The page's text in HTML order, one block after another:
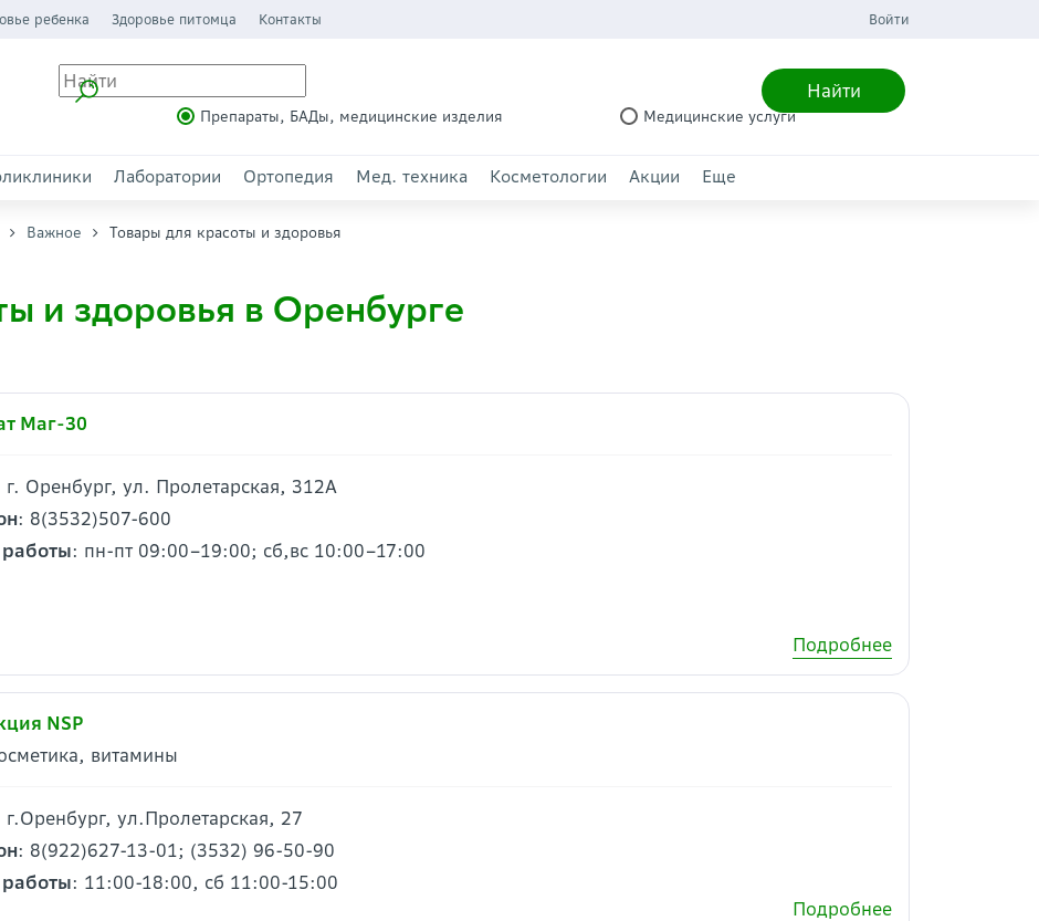
ребенка Здоровье питомца Контакты Войти
Найти
Препараты, БАДы, медицинские изделия Медицинские услуги
Лаборатории Ортопедия Мед. техника Косметологии Акции Еще
Важное Товары для красоты и здоровья
и здоровья в Оренбурге
Маг-30
г. Оренбург, ул. Пролетарская, 312А
: 8(3532)507-600
: пн-пт 09:00–19:00; сб,вс 10:00–17:00
Подробнее
NSP
витамины
г.Оренбург, ул.Пролетарская, 27
: 8(922)627-13-01; (3532) 96-50-90
: 11:00-18:00, сб 11:00-15:00
Подробнее